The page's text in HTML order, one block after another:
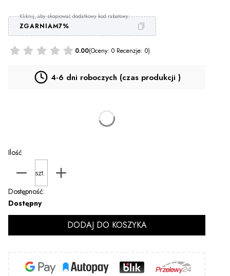
ZGARNIAM7%
0.00(Oceny: 0 Recenzje: 0)
4-6 dni roboczych (czas produkcji )
Personalizacja PROMOCJA za 9 zł
Ilość
szt.
Dostępność:
Dostępny
DODAJ DO KOSZYKA